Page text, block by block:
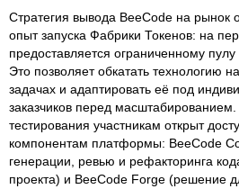
Стратегия вывода BeeCode на рынок
опыт запуска Фабрики Токенов: на
предоставляется ограниченному пулу
Это позволяет обкатать технологию
задачах и адаптировать её под
заказчиков перед
тестирования участникам открыт
компонентам платформы: BeeCode
генерации, ревью и рефакторинга
проекта) и BeeCode Forge (решение